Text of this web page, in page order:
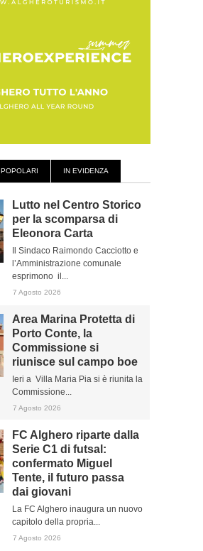
POPOLARI IN EVIDENZA
Lutto nel Centro Storico
per la scomparsa di
Eleonora Carta
Il Sindaco Raimondo Cacciotto e
l’Amministrazione comunale
esprimono il...
7 Agosto 2026
Area Marina Protetta di
Porto Conte, la
Commissione si
riunisce sul campo boe
Ieri a Villa Maria Pia si è riunita la
Commissione...
7 Agosto 2026
FC Alghero riparte dalla
Serie C1 di futsal:
confermato Miguel
Tente, il futuro passa
dai giovani
La FC Alghero inaugura un nuovo
capitolo della propria...
7 Agosto 2026